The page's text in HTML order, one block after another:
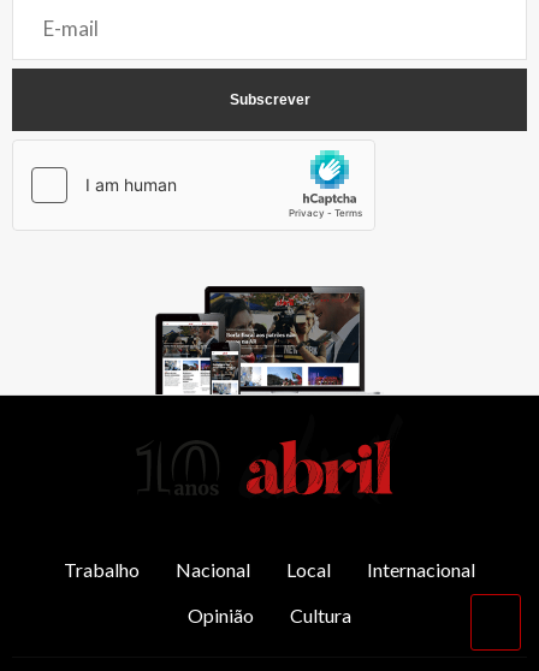
Trabalho Nacional Local
Internacional
Opinião
Cultura